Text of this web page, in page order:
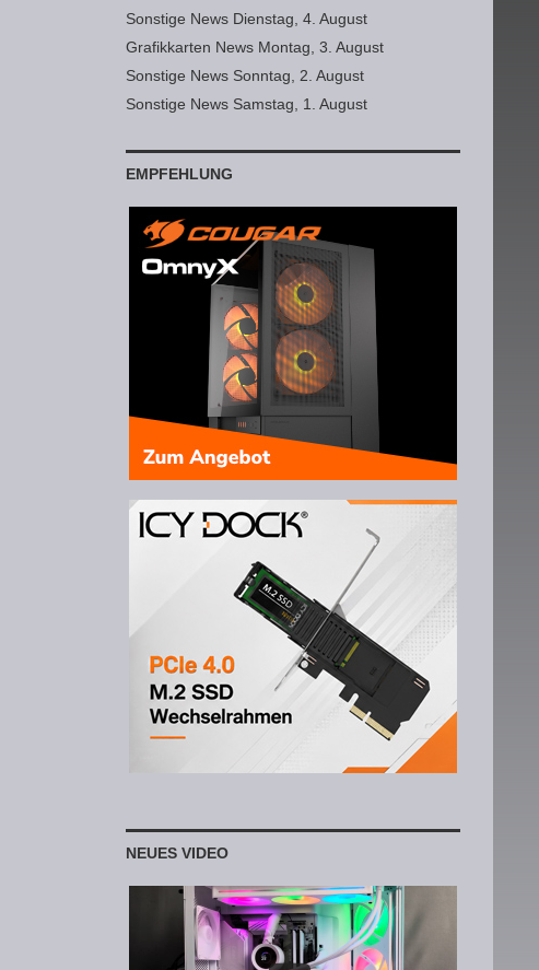
Sonstige News Dienstag, 4. August
Grafikkarten News Montag, 3. August
Sonstige News Sonntag, 2. August
Sonstige News Samstag, 1. August
EMPFEHLUNG
NEUES VIDEO